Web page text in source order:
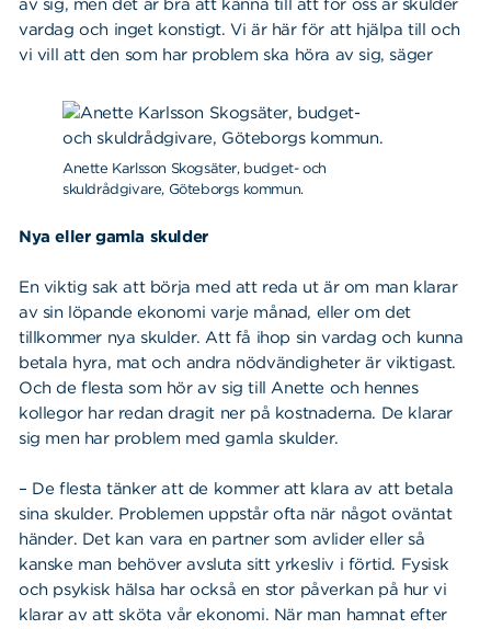
av sig, men det är bra att känna till att för oss är skulder
vardag och inget konstigt. Vi är här för att hjälpa till och
vi vill att den som har problem ska höra av sig, säger
Anette Karlsson Skogsäter, budget- och
skuldrådgivare, Göteborgs kommun.
Nya eller gamla skulder
En viktig sak att börja med att reda ut är om man klarar
av sin löpande ekonomi varje månad, eller om det
tillkommer nya skulder. Att få ihop sin vardag och kunna
betala hyra, mat och andra nödvändigheter är viktigast.
Och de flesta som hör av sig till Anette och hennes
kollegor har redan dragit ner på kostnaderna. De klarar
sig men har problem med gamla skulder.
– De flesta tänker att de kommer att klara av att betala
sina skulder. Problemen uppstår ofta när något oväntat
händer. Det kan vara en partner som avlider eller så
kanske man behöver avsluta sitt yrkesliv i förtid. Fysisk
och psykisk hälsa har också en stor påverkan på hur vi
klarar av att sköta vår ekonomi. När man hamnat efter